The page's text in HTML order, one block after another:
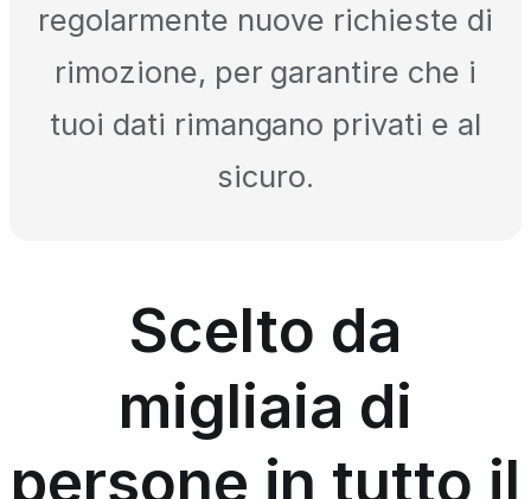
regolarmente nuove richieste di
rimozione, per garantire che i
tuoi dati rimangano privati e al
sicuro.
Scelto da
migliaia di
persone in tutto il